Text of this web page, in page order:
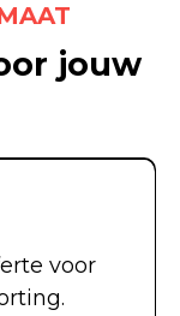
jouw
voor